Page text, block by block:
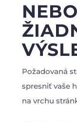
Požadovaná
spresniť vaše
na vrchu